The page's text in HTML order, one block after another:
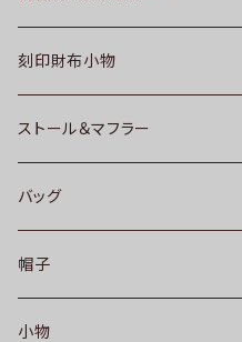
刻印財布小物
ストール＆マフラー
バッグ
帽子
小物